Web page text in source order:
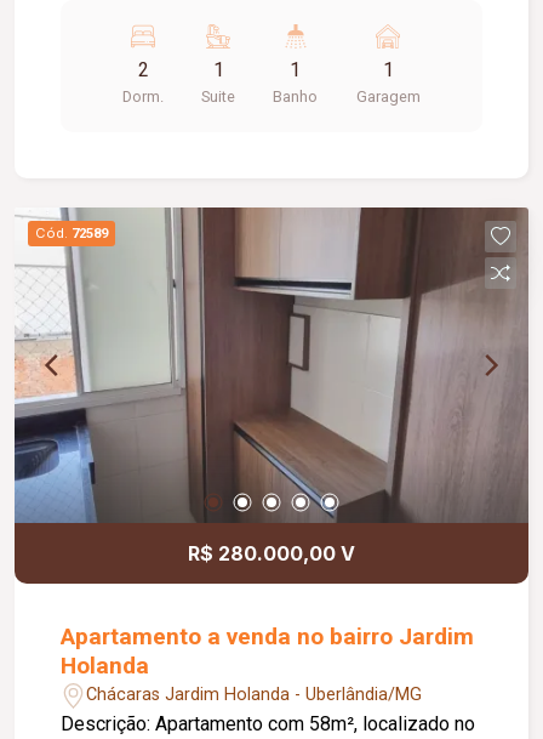
2
Dorm.
1
Suite
1
Banho
1
Garagem
Cód. 72589
R$ 280.000,00 V
Apartamento a venda no bairro Jardim
Holanda
Chácaras Jardim Holanda - Uberlândia/MG
Descrição: Apartamento com 58m², localizado no